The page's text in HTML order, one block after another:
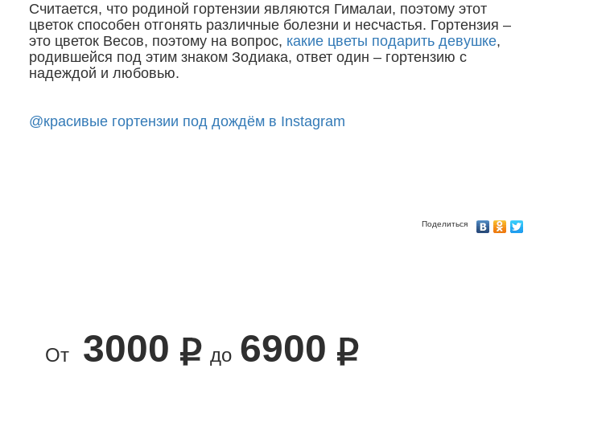
Считается, что родиной гортензии являются Гималаи, поэтому этот
цветок способен отгонять различные болезни и несчастья. Гортензия –
это цветок Весов, поэтому на вопрос, какие цветы подарить девушке,
родившейся под этим знаком Зодиака, ответ один – гортензию с
надеждой и любовью.
@красивые гортензии под дождём в Instagram
Поделиться
От 3000 до 6900